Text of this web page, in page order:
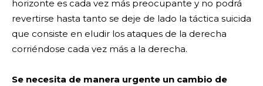
horizonte es cada vez más preocupante y no podrá
revertirse hasta tanto se deje de lado la táctica suicida
que consiste en eludir los ataques de la derecha
corriéndose cada vez más a la derecha.
Se necesita de manera urgente un cambio de